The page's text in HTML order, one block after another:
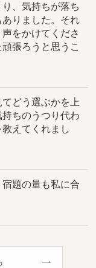
、気持ちが落ち
りました。それ
をかけてくださ
張ろうと思うこ
どう選ぶかを上
ちのうつり代わ
えてくれまし
題の量も私に合